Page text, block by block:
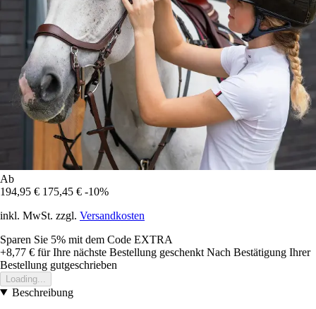
Ab
194,95 € 175,45 € -10%
inkl. MwSt. zzgl. Versandkosten
Sparen Sie 5% mit dem Code EXTRA
+8,77 € für Ihre nächste Bestellung geschenkt Nach Bestätigung Ihrer
Bestellung gutgeschrieben
Loading...
Beschreibung